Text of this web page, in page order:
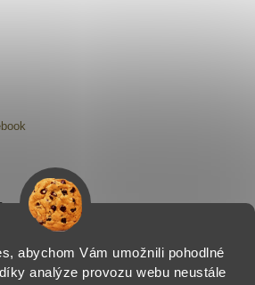
abychom Vám umožnili pohodlné
analýze provozu webu neustále
platby